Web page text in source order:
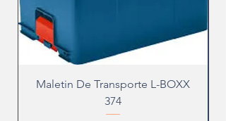
Maletin De Transporte L-BOXX
374